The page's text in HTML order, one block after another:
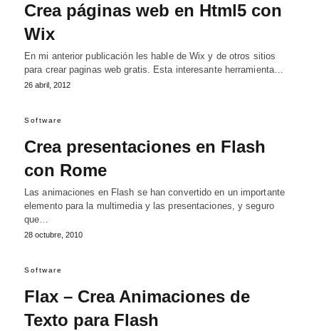
Crea páginas web en Html5 con
Wix
En mi anterior publicación les hable de Wix y de otros sitios
para crear paginas web gratis. Esta interesante herramienta…
26 abril, 2012
Software
Crea presentaciones en Flash
con Rome
Las animaciones en Flash se han convertido en un importante
elemento para la multimedia y las presentaciones, y seguro
que…
28 octubre, 2010
Software
Flax – Crea Animaciones de
Texto para Flash